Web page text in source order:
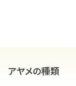
アヤメの種類